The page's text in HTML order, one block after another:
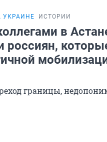
УКРАИНЕ ИСТОРИИ
в
россиян,
границы,